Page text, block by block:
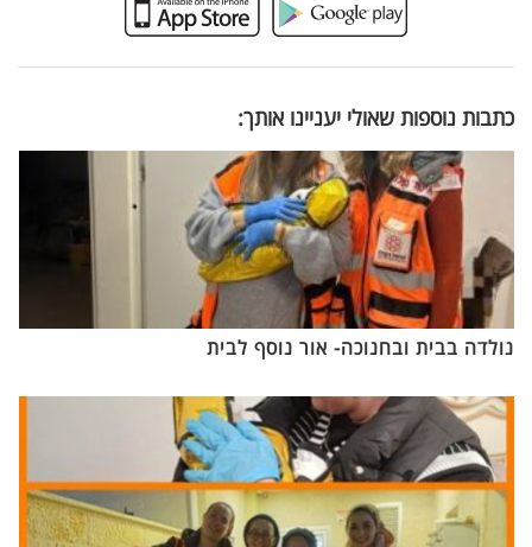
כתבות נוספות שאולי יעניינו אותך:
נולדה בבית ובחנוכה- אור נוסף לבית